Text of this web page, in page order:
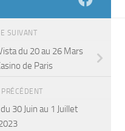
SUIVANT
du 20 au 26 Mars
de Paris
30 Juin au 1 Juillet